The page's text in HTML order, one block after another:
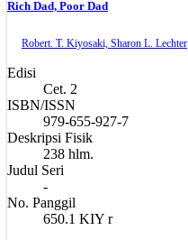
Rich Dad, Poor Dad
Robert. T. Kiyosaki, Sharon L. Lechter
Edisi
Cet. 2
ISBN/ISSN
979-655-927-7
Deskripsi Fisik
238 hlm.
Judul Seri
-
No. Panggil
650.1 KIY r